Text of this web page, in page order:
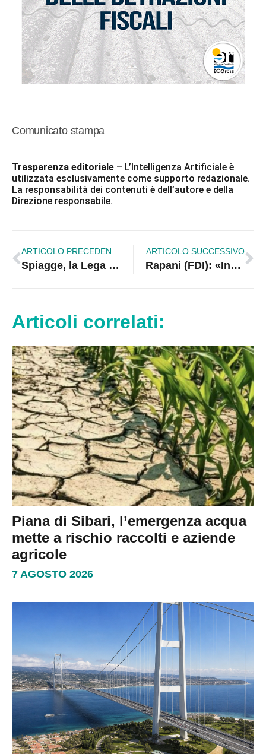
Comunicato stampa
Trasparenza editoriale – L’Intelligenza Artificiale è
utilizzata esclusivamente come supporto redazionale.
La responsabilità dei contenuti è dell’autore e della
Direzione responsabile.
ARTICOLO PRECEDENTE
Spiagge, la Lega Salvini deposita una proposta di riforma dei balneari in Calabria | VIDEO
ARTICOLO SUCCESSIVO
Rapani (FDI): «Incapacità e ipocrisia: il fallimento del M5S nella Sibaritide»
Articoli correlati:
Piana di Sibari, l’emergenza acqua
mette a rischio raccolti e aziende
agricole
7 AGOSTO 2026